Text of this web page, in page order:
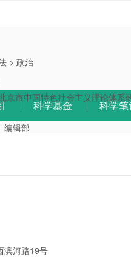
科学基金 科学笔
>政治
京市中国特色社会主义理论体
编辑部
滨河路19号